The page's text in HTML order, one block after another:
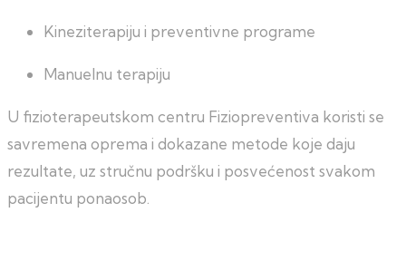
Kineziterapiju i preventivne programe
Manuelnu terapiju
U fizioterapeutskom centru Fiziopreventiva koristi se
savremena oprema i dokazane metode koje daju
rezultate, uz stručnu podršku i posvećenost svakom
pacijentu ponaosob.